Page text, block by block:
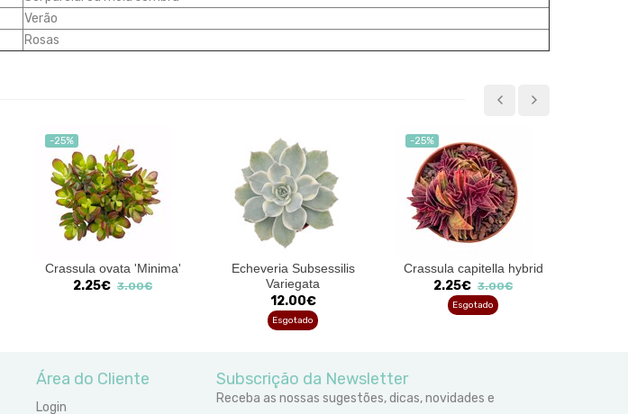
Verão
Rosas
-25%
Crassula ovata 'Minima'
2.25€ 3.00€
Echeveria Subsessilis
Variegata
12.00€
Esgotado
-25%
Crassula capitella hybrid
2.25€ 3.00€
Esgotado
Área do Cliente
Login
Subscrição da Newsletter
Receba as nossas sugestões, dicas, novidades e